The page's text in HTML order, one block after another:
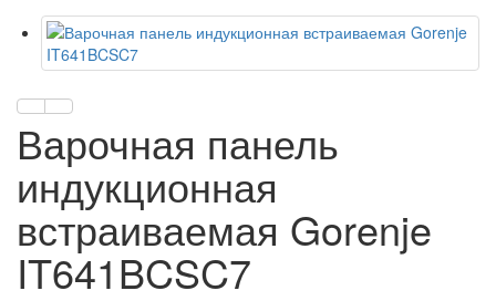
Варочная панель
индукционная
встраиваемая Gorenje
IT641BCSC7